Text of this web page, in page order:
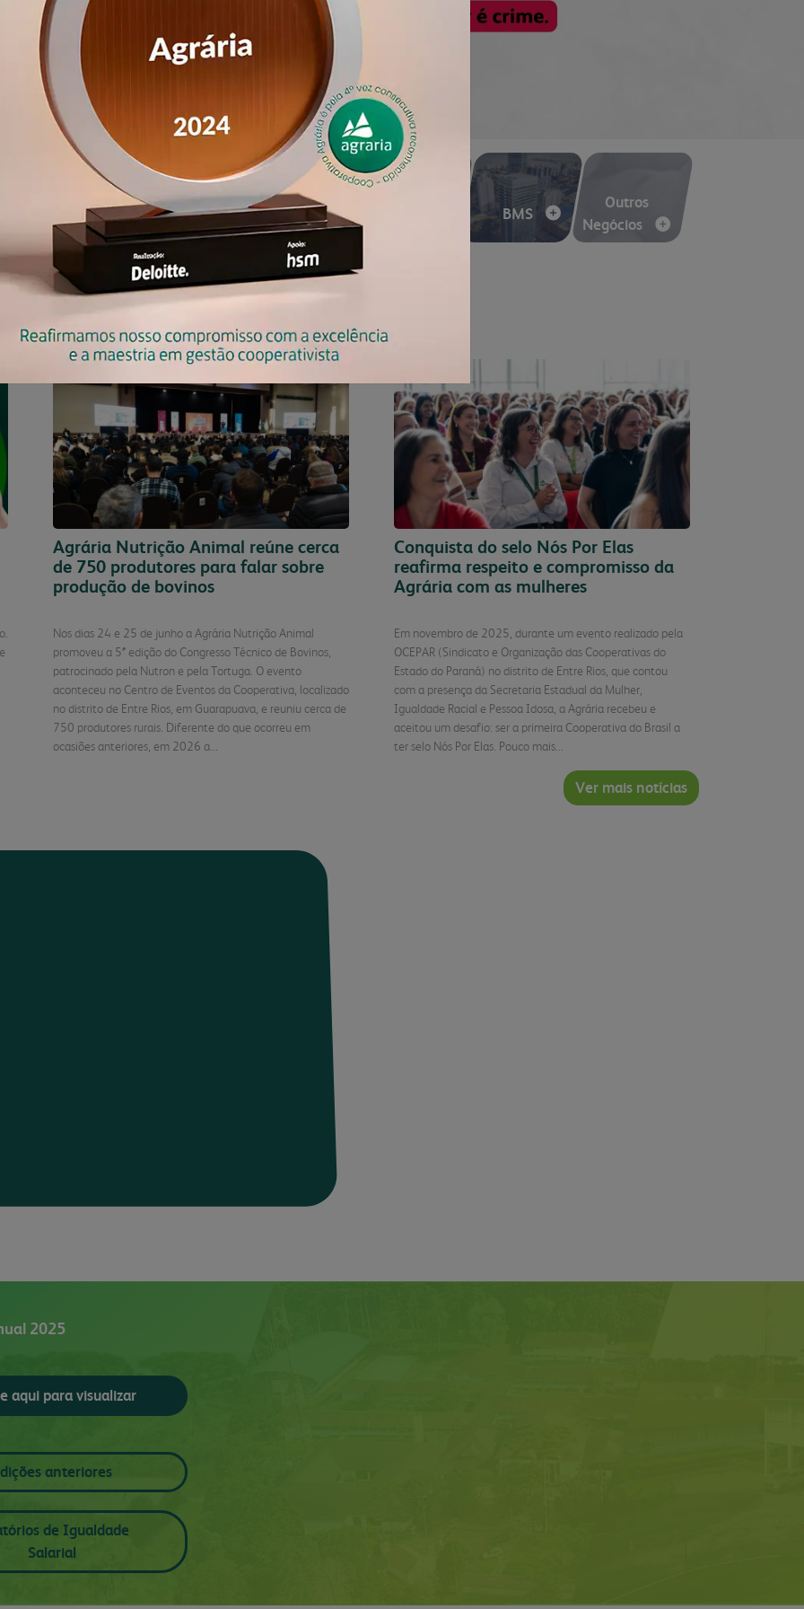
voltar para inicial
digital
comerciais
onde encontrar
Malte
Óleo e Farelo
Farinhas BMS
Outros
Negócios
Agrária Nutrição Animal reúne cerca
de 750 produtores para falar sobre
produção de bovinos
Nos dias 24 e 25 de junho a Agrária Nutrição Animal
promoveu a 5ª edição do Congresso Técnico de Bovinos,
patrocinado pela Nutron e pela Tortuga. O evento
aconteceu no Centro de Eventos da Cooperativa, localizado
no distrito de Entre Rios, em Guarapuava, e reuniu cerca de
750 produtores rurais. Diferente do que ocorreu em
ocasiões anteriores, em 2026 a...
Conquista do selo Nós Por Elas
reafirma respeito e compromisso da
Agrária com as mulheres
Em novembro de 2025, durante um evento realizado pela
OCEPAR (Sindicato e Organização das Cooperativas do
Estado do Paraná) no distrito de Entre Rios, que contou
com a presença da Secretaria Estadual da Mulher,
Igualdade Racial e Pessoa Idosa, a Agrária recebeu e
aceitou um desafio: ser a primeira Cooperativa do Brasil a
ter selo Nós Por Elas. Pouco mais...
Continuar Lendo
Ver mais notícias
2025
aqui para visualizar
anteriores
de Igualdade
Salarial